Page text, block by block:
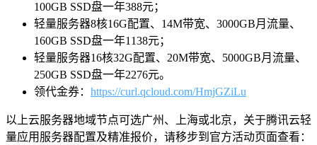
100GB SSD盘一年388元；
轻量服务器8核16G配置、14M带宽、3000GB月流量、
160GB SSD盘一年1138元；
轻量服务器16核32G配置、20M带宽、5000GB月流量、
250GB SSD盘一年2276元。
领代金券： https://curl.qcloud.com/HmjGZiLu
以上云服务器地域节点可选广州、上海或北京，关于腾讯云轻
量应用服务器配置及精准报价，请移步到官方活动页面查看：